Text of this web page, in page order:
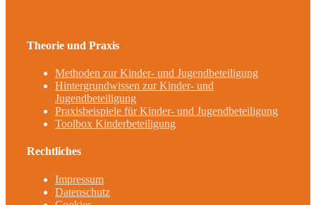
Theorie und Praxis
Methoden zur Kinder- und Jugendbeteiligung
Hintergrundwissen zur Kinder- und
Jugendbeteiligung
Praxisbeispiele für Kinder- und Jugendbeteiligung
Toolbox Kinderbeteiligung
Rechtliches
Impressum
Datenschutz